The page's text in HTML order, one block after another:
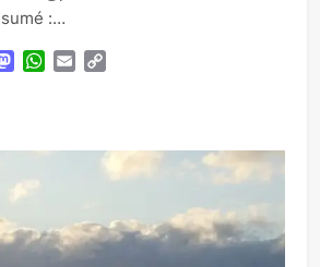
:…
Mastodon
WhatsApp
Email